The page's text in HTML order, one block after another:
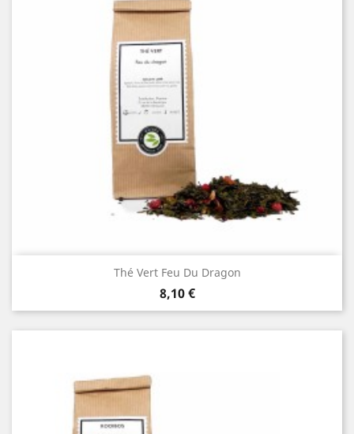
Thé Vert Feu Du Dragon
Prix
8,10 €